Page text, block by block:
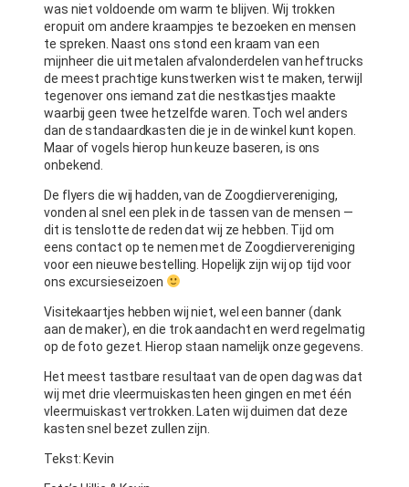
was niet voldoende om warm te blijven. Wij trokken
eropuit om andere kraampjes te bezoeken en mensen
te spreken. Naast ons stond een kraam van een
mijnheer die uit metalen afvalonderdelen van heftrucks
de meest prachtige kunstwerken wist te maken, terwijl
tegenover ons iemand zat die nestkastjes maakte
waarbij geen twee hetzelfde waren. Toch wel anders
dan de standaardkasten die je in de winkel kunt kopen.
Maar of vogels hierop hun keuze baseren, is ons
onbekend.
De flyers die wij hadden, van de Zoogdiervereniging,
vonden al snel een plek in de tassen van de mensen —
dit is tenslotte de reden dat wij ze hebben. Tijd om
eens contact op te nemen met de Zoogdiervereniging
voor een nieuwe bestelling. Hopelijk zijn wij op tijd voor
ons excursieseizoen
Visitekaartjes hebben wij niet, wel een banner (dank
aan de maker), en die trok aandacht en werd regelmatig
op de foto gezet. Hierop staan namelijk onze gegevens.
Het meest tastbare resultaat van de open dag was dat
wij met drie vleermuiskasten heen gingen en met één
vleermuiskast vertrokken. Laten wij duimen dat deze
kasten snel bezet zullen zijn.
Tekst: Kevin